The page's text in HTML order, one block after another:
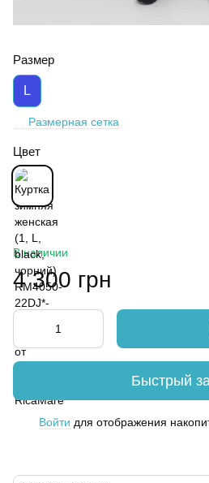
Размер
L
Размерная сетка
Цвет
В наличии
4 300 грн
Быстрый
Войти для отображения